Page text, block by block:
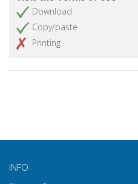
Download
Copy/paste
Printing
INFO